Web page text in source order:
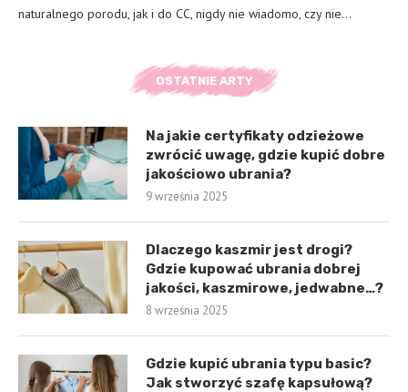
naturalnego porodu, jak i do CC, nigdy nie wiadomo, czy nie…
OSTATNIE ARTY
Na jakie certyfikaty odzieżowe
zwrócić uwagę, gdzie kupić dobre
jakościowo ubrania?
9 września 2025
Dlaczego kaszmir jest drogi?
Gdzie kupować ubrania dobrej
jakości, kaszmirowe, jedwabne…?
8 września 2025
Gdzie kupić ubrania typu basic?
Jak stworzyć szafę kapsułową?